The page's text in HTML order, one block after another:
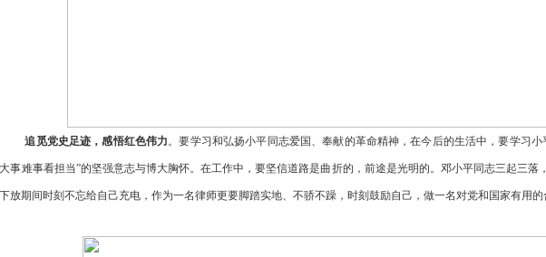
追觅党史足迹，感悟红色伟力。要学习和弘扬小平同志爱国、奉献的革命精神，在今后的生活中，要学习小
大事难事看担当”的坚强意志与博大胸怀。在工作中，要坚信道路是曲折的，前途是光明的。邓小平同志三起三落
下放期间时刻不忘给自己充电，作为一名律师更要脚踏实地、不骄不躁，时刻鼓励自己，做一名对党和国家有用的